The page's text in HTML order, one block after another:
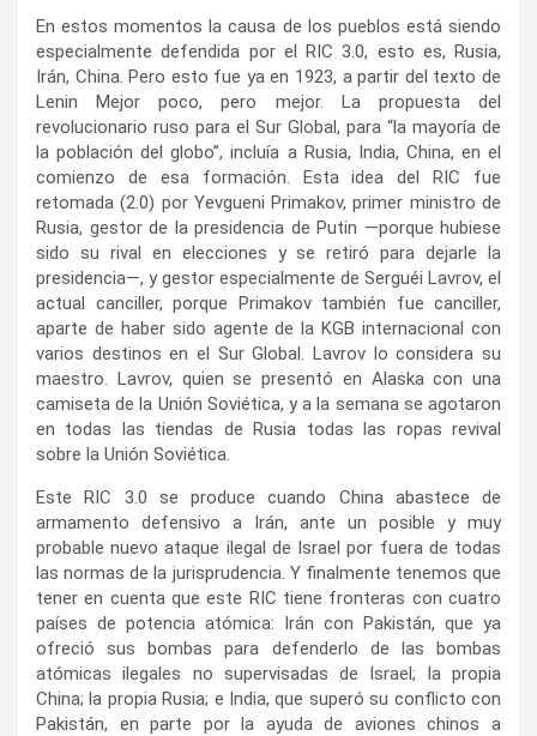
En estos momentos la causa de los pueblos está siendo
especialmente defendida por el RIC 3.0, esto es, Rusia,
Irán, China. Pero esto fue ya en 1923, a partir del texto de
Lenin Mejor poco, pero mejor. La propuesta del
revolucionario ruso para el Sur Global, para “la mayoría de
la población del globo”, incluía a Rusia, India, China, en el
comienzo de esa formación. Esta idea del RIC fue
retomada (2.0) por Yevgueni Primakov, primer ministro de
Rusia, gestor de la presidencia de Putin —porque hubiese
sido su rival en elecciones y se retiró para dejarle la
presidencia—, y gestor especialmente de Serguéi Lavrov, el
actual canciller, porque Primakov también fue canciller,
aparte de haber sido agente de la KGB internacional con
varios destinos en el Sur Global. Lavrov lo considera su
maestro. Lavrov, quien se presentó en Alaska con una
camiseta de la Unión Soviética, y a la semana se agotaron
en todas las tiendas de Rusia todas las ropas revival
sobre la Unión Soviética.
Este RIC 3.0 se produce cuando China abastece de
armamento defensivo a Irán, ante un posible y muy
probable nuevo ataque ilegal de Israel por fuera de todas
las normas de la jurisprudencia. Y finalmente tenemos que
tener en cuenta que este RIC tiene fronteras con cuatro
países de potencia atómica: Irán con Pakistán, que ya
ofreció sus bombas para defenderlo de las bombas
atómicas ilegales no supervisadas de Israel; la propia
China; la propia Rusia; e India, que superó su conflicto con
Pakistán, en parte por la ayuda de aviones chinos a